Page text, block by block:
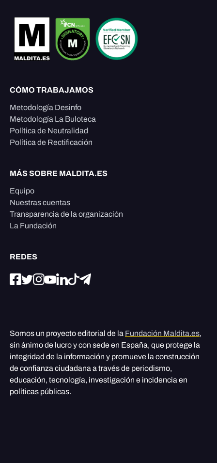
CÓMO TRABAJAMOS
Metodología Desinfo
Metodología La Buloteca
Política de Neutralidad
Política de Rectificación
MÁS SOBRE MALDITA.ES
Equipo
Nuestras cuentas
Transparencia de la organización
La Fundación
REDES
Somos un proyecto editorial de la Fundación Maldita.es,
sin ánimo de lucro y con sede en España, que protege la
integridad de la información y promueve la construcción
de confianza ciudadana a través de periodismo,
educación, tecnología, investigación e incidencia en
políticas públicas.